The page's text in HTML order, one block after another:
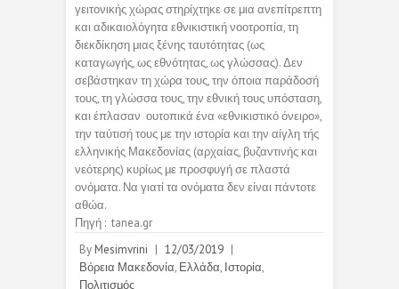
γειτονικής χώρας στηρίχτηκε σε μια ανεπίτρεπτη
και αδικαιολόγητα εθνικιστική νοοτροπία, τη
διεκδίκηση μιας ξένης ταυτότητας (ως
καταγωγής, ως εθνότητας, ως γλώσσας). Δεν
σεβάστηκαν τη χώρα τους, την όποια παράδοσή
τους, τη γλώσσα τους, την εθνική τους υπόσταση,
και έπλασαν ουτοπικά ένα «εθνικιστικό όνειρο»,
την ταύτισή τους με την ιστορία και την αίγλη τής
ελληνικής Μακεδονίας (αρχαίας, βυζαντινής και
νεότερης) κυρίως με προσφυγή σε πλαστά
ονόματα. Να γιατί τα ονόματα δεν είναι πάντοτε
αθώα.
Πηγή : tanea.gr
By Mesimvrini | 12/03/2019 |
Βόρεια Μακεδονία, Ελλάδα, Ιστορία,
Πολιτισμός